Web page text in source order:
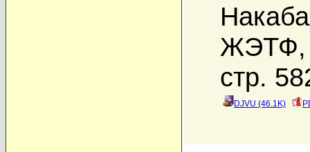
ЖЭТФ,
стр.
DJVU (46.1K)